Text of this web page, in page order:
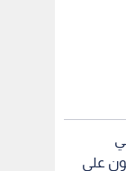
على